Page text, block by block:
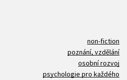
non-fiction
poznání, vzdělání
osobní rozvoj
psychologie pro každého